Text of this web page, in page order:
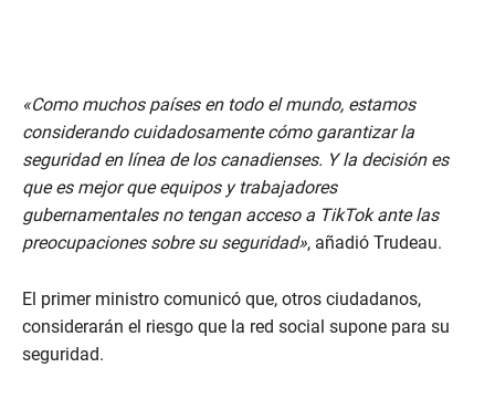
«Como muchos países en todo el mundo, estamos
considerando cuidadosamente cómo garantizar la
seguridad en línea de los canadienses. Y la decisión es
que es mejor que equipos y trabajadores
gubernamentales no tengan acceso a TikTok ante las
preocupaciones sobre su seguridad», añadió Trudeau.
El primer ministro comunicó que, otros ciudadanos,
considerarán el riesgo que la red social supone para su
seguridad.